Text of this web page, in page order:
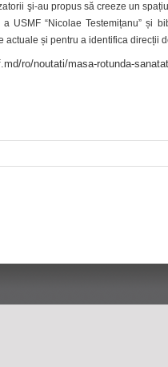
şi-au propus să creeze un
USMF “Nicolae Testemițanu” și
actuale și pentru a identifica direcții
ro/noutati/masa-rotunda-